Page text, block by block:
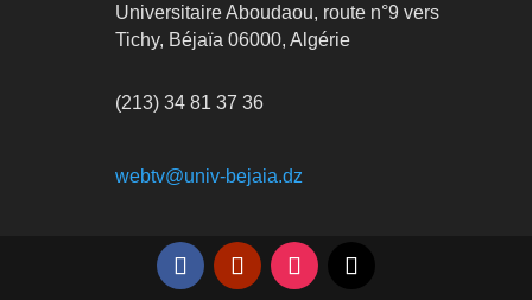
Universitaire Aboudaou, route n°9 vers
Tichy, Béjaïa 06000, Algérie
(213) 34 81 37 36
webtv@univ-bejaia.dz